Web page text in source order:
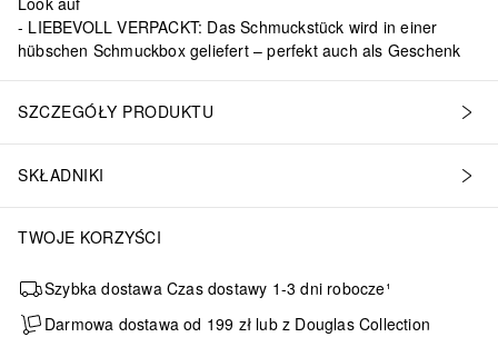
LIEBEVOLL VERPACKT: Das Schmuckstück wird in einer
hübschen Schmuckbox geliefert – perfekt auch als Geschenk
SZCZEGÓŁY PRODUKTU
SKŁADNIKI
TWOJE KORZYŚCI
Szybka dostawa Czas dostawy 1-3 dni robocze¹
Darmowa dostawa od 199 zł lub z Douglas Collection